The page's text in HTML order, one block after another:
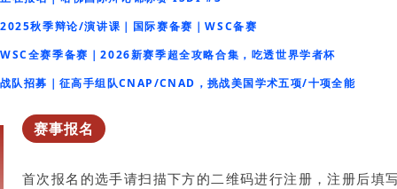
2025秋季辩论/演讲课｜国际赛备赛｜WSC备赛
WSC全赛季备赛｜2026新赛季超全攻略合集，吃透世界学者杯
战队招募｜征高手组队CNAP/CNAD，挑战美国学术五项/十项全能
赛事报名
首次报名的选手请扫描下方的二维码进行注册，注册后